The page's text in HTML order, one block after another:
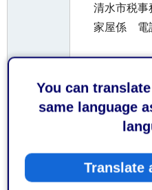
You can
same language
Translate
清水市税事
家屋係 電
平日午前8時
なお、土日祝
ておりません
お持
ちし